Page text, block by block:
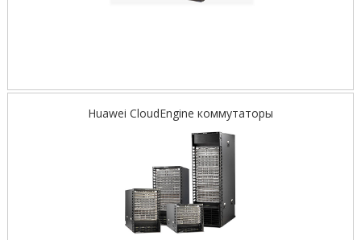
Huawei CloudEngine коммутаторы